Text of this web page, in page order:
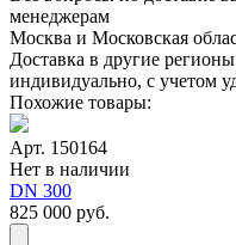
менеджерам
Москва и Московская
Доставка в другие
индивидуально, с учетом
Похожие товары:
Арт. 150164
Нет в наличии
DN 300
825 000 руб.